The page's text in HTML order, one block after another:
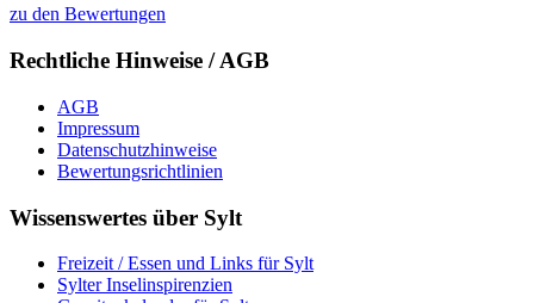
zu den Bewertungen
Rechtliche Hinweise / AGB
AGB
Impressum
Datenschutzhinweise
Bewertungsrichtlinien
Wissenswertes über Sylt
Freizeit / Essen und Links für Sylt
Sylter Inselinspirenzien